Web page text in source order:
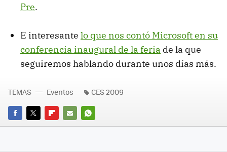
Pre.
E interesante lo que nos contó Microsoft en su
conferencia inaugural de la feria de la que
seguiremos hablando durante unos días más.
FACEBOOK
TWITTERFLIPBOARD
E-
WHATSAPP
TEMAS Eventos CES 2009